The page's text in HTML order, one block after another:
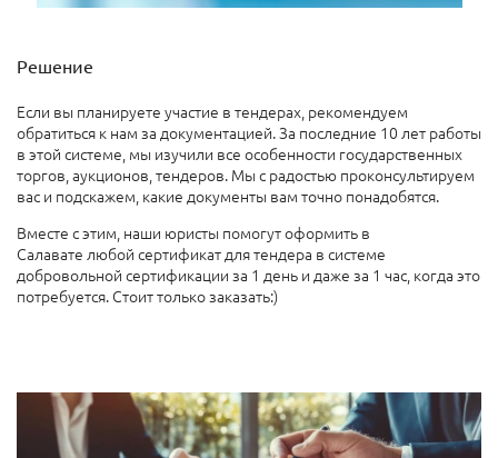
Решение
Если вы планируете участие в тендерах, рекомендуем
обратиться к нам за документацией. За последние 10 лет работы
в этой системе, мы изучили все особенности государственных
торгов, аукционов, тендеров. Мы с радостью проконсультируем
вас и подскажем, какие документы вам точно понадобятся.
Вместе с этим, наши юристы помогут оформить в
Салавате любой сертификат для тендера в системе
добровольной сертификации за 1 день и даже за 1 час, когда это
потребуется. Стоит только заказать:)